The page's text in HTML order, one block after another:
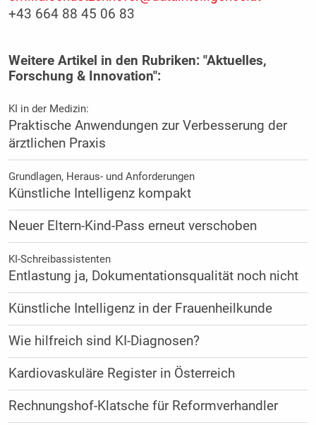
+43 664 88 45 06 83
Weitere Artikel in den Rubriken: "Aktuelles,
Forschung & Innovation":
KI in der Medizin:
Praktische Anwendungen zur Verbesserung der
ärztlichen Praxis
Grundlagen, Heraus- und Anforderungen
Künstliche Intelligenz kompakt
Neuer Eltern-Kind-Pass erneut verschoben
KI-Schreibassistenten
Entlastung ja, Dokumentationsqualität noch nicht
Künstliche Intelligenz in der Frauenheilkunde
Wie hilfreich sind KI-Diagnosen?
Kardiovaskuläre Register in Österreich
Rechnungshof-Klatsche für Reformverhandler